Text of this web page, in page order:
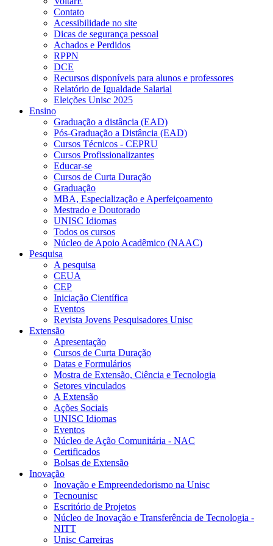
Contato
Acessibilidade no site
Dicas de segurança pessoal
Achados e Perdidos
RPPN
DCE
Recursos disponíveis para alunos e professores
Relatório de Igualdade Salarial
Eleições Unisc 2025
Ensino
Graduação a distância (EAD)
Pós-Graduação a Distância (EAD)
Cursos Técnicos - CEPRU
Cursos Profissionalizantes
Educar-se
Cursos de Curta Duração
Graduação
MBA, Especialização e Aperfeiçoamento
Mestrado e Doutorado
UNISC Idiomas
Todos os cursos
Núcleo de Apoio Acadêmico (NAAC)
Pesquisa
A pesquisa
CEUA
CEP
Iniciação Científica
Eventos
Revista Jovens Pesquisadores Unisc
Extensão
Apresentação
Cursos de Curta Duração
Datas e Formulários
Mostra de Extensão, Ciência e Tecnologia
Setores vinculados
A Extensão
Ações Sociais
UNISC Idiomas
Eventos
Núcleo de Ação Comunitária - NAC
Certificados
Bolsas de Extensão
Inovação
Inovação e Empreendedorismo na Unisc
Tecnounisc
Escritório de Projetos
Núcleo de Inovação e Transferência de Tecnologia -
NITT
Unisc Carreiras